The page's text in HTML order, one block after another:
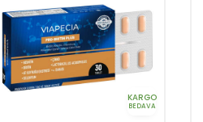
KARGO
BEDAVA